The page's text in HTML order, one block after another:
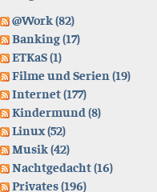
@Work (82)
Banking (17)
ETKaS (1)
Filme und Serien (19)
Internet (177)
Kindermund (8)
Linux (52)
Musik (42)
Nachtgedacht (16)
Privates (196)